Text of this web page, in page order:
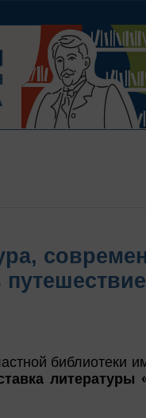
библиотеки
литературы